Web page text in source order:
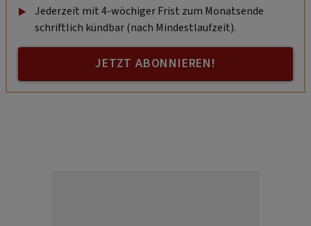
Jederzeit mit 4-wöchiger Frist zum Monatsende
schriftlich kündbar (nach Mindestlaufzeit).
JETZT ABONNIEREN!